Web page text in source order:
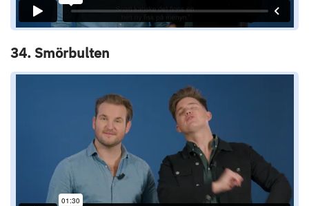
34. Smörbulten